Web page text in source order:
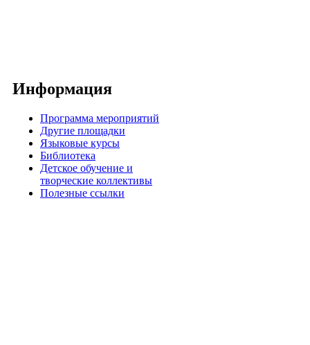
Информация
Программа мероприятий
Другие площадки
Языковые курсы
Библиотека
Детское обучение и
творческие коллективы
Полезные ссылки